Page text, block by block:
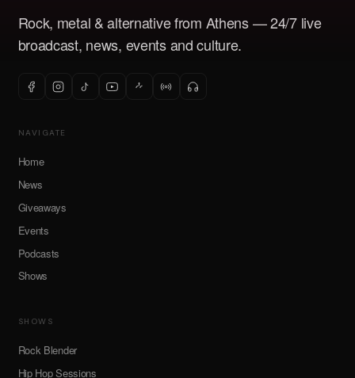
Rock, metal & alternative from Athens — 24/7 live
broadcast, news, events and culture.
NAVIGATE
Home
News
Giveaways
Events
Podcasts
Shows
SHOWS
Rock Blender
Hip Hop Sessions